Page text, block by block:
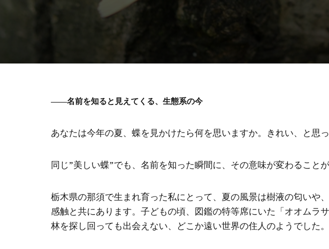
——名前を知ると見えてくる、生態系の今
あなたは今年の夏、蝶を見かけたら何を思いますか。きれい、と思
同じ”美しい蝶”でも、名前を知った瞬間に、その意味が変わることが
栃木県の那須で生まれ育った私にとって、夏の風景は樹液の匂いや
感触と共にあります。子どもの頃、図鑑の特等席にいた「オオムラ
林を探し回っても出会えない、どこか遠い世界の住人のようでした。